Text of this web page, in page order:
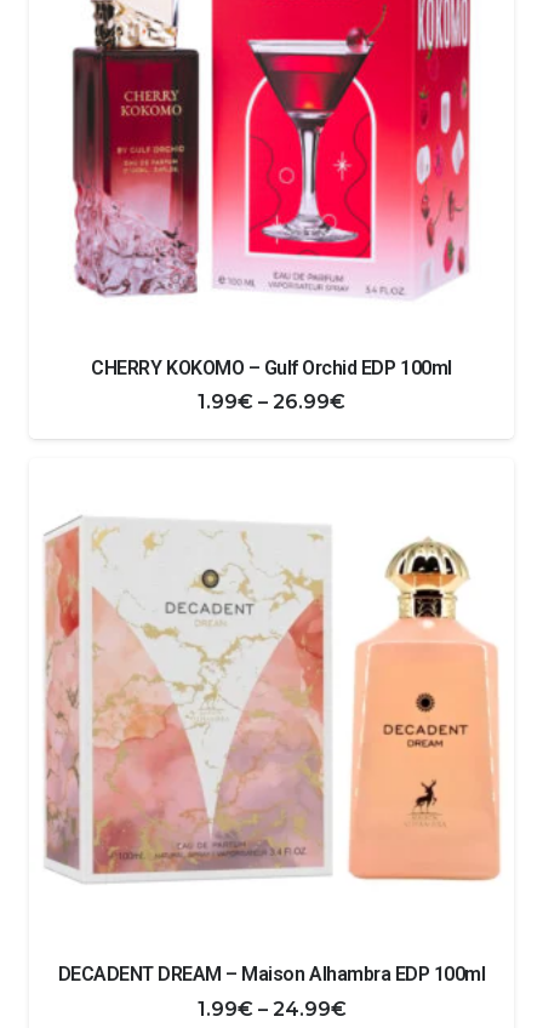
CHERRY KOKOMO – Gulf Orchid EDP 100ml
1.99€ – 26.99€
cen:
26.99€
DECADENT DREAM – Maison Alhambra EDP 100ml
1.99€ – 24.99€Zakres